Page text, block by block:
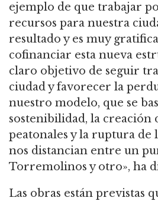
ejemplo de que trabajar
recursos para nuestra
resultado y es muy
cofinanciar esta nueva
claro objetivo de seguir
ciudad y favorecer la
nuestro modelo, que se
sostenibilidad, la creación
peatonales y la ruptura de
nos distancian entre un
Torremolinos y otro», ha
Las obras están previstas